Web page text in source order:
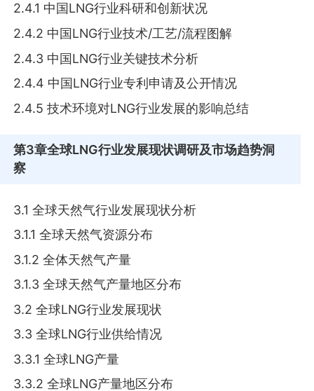
2.4.1 中国LNG行业科研和创新状况
2.4.2 中国LNG行业技术/工艺/流程图解
2.4.3 中国LNG行业关键技术分析
2.4.4 中国LNG行业专利申请及公开情况
2.4.5 技术环境对LNG行业发展的影响总结
第3章全球LNG行业发展现状调研及市场趋势洞
察
3.1 全球天然气行业发展现状分析
3.1.1 全球天然气资源分布
3.1.2 全体天然气产量
3.1.3 全球天然气产量地区分布
3.2 全球LNG行业发展现状
3.3 全球LNG行业供给情况
3.3.1 全球LNG产量
3.3.2 全球LNG产量地区分布